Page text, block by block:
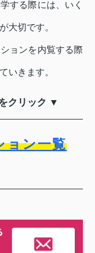
する際には、いく
大切です。
ョンを内覧する際
いきます。
クリック ▼
ョン一覧